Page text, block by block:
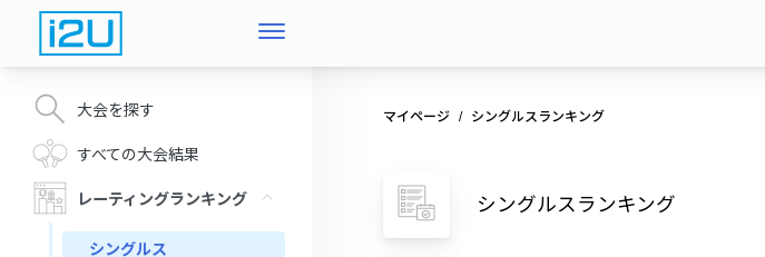
大会を探す
すべての大会結果
レーティングランキング
シングルス
マイページ シングルスランキング
シングルスランキング